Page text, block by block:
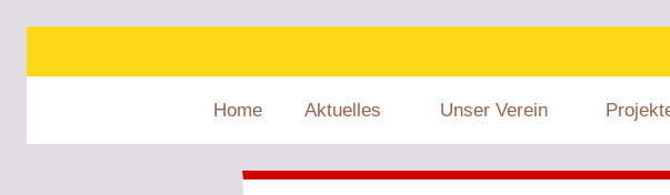
Home Aktuelles Unser Verein